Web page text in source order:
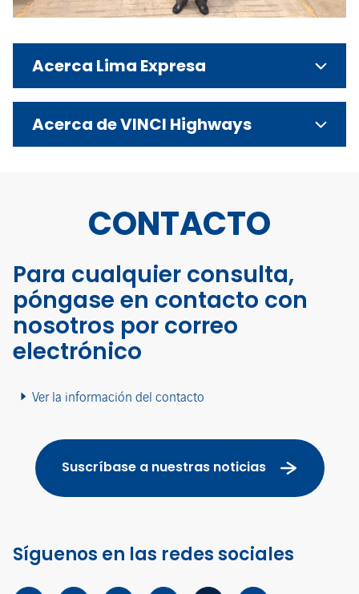
Acerca Lima Expresa
Acerca de VINCI Highways
CONTACTO
Para cualquier consulta,
póngase en contacto con
nosotros por correo
electrónico
Ver la información del contacto
Suscríbase a nuestras noticias
Síguenos en las redes sociales